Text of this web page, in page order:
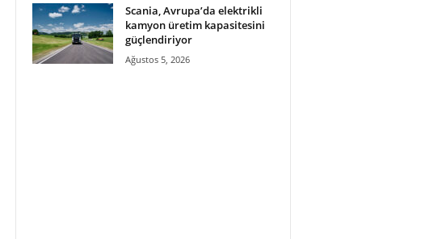
Scania, Avrupa’da elektrikli
kamyon üretim kapasitesini
güçlendiriyor
Ağustos 5, 2026